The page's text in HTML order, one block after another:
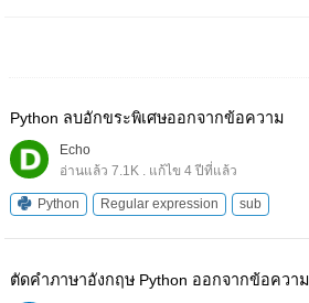
Python ลบอักขระพิเศษออกจากข้อความ
Echo
อ่านแล้ว 7.1K . แก้ไข 4 ปีที่แล้ว
Python Regular expression sub
ตัดคำภาษาอังกฤษ Python ออกจากข้อความ